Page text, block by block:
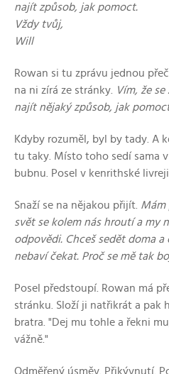
najít způsob, jak pomoct.
Vždy tvůj,
Will
Rowan si tu zprávu jednou
na ni zírá ze stránky.
Vím, že
najít nějaký způsob, jak
Kdyby rozuměl, byl by tady. A
tu taky. Místo toho sedí sama
bubnu. Posel v kenrithské
Snaží se na nějakou přijít. Mám
svět se kolem nás hroutí a my
odpovědi. Chceš sedět doma a
nebaví čekat. Proč se mě tak
Posel předstoupí. Rowan má
stránku. Složí ji natřikrát a pak
bratra. "Dej mu tohle a řekni
vážně."
Odměřený úsměv. Přikývnutí.